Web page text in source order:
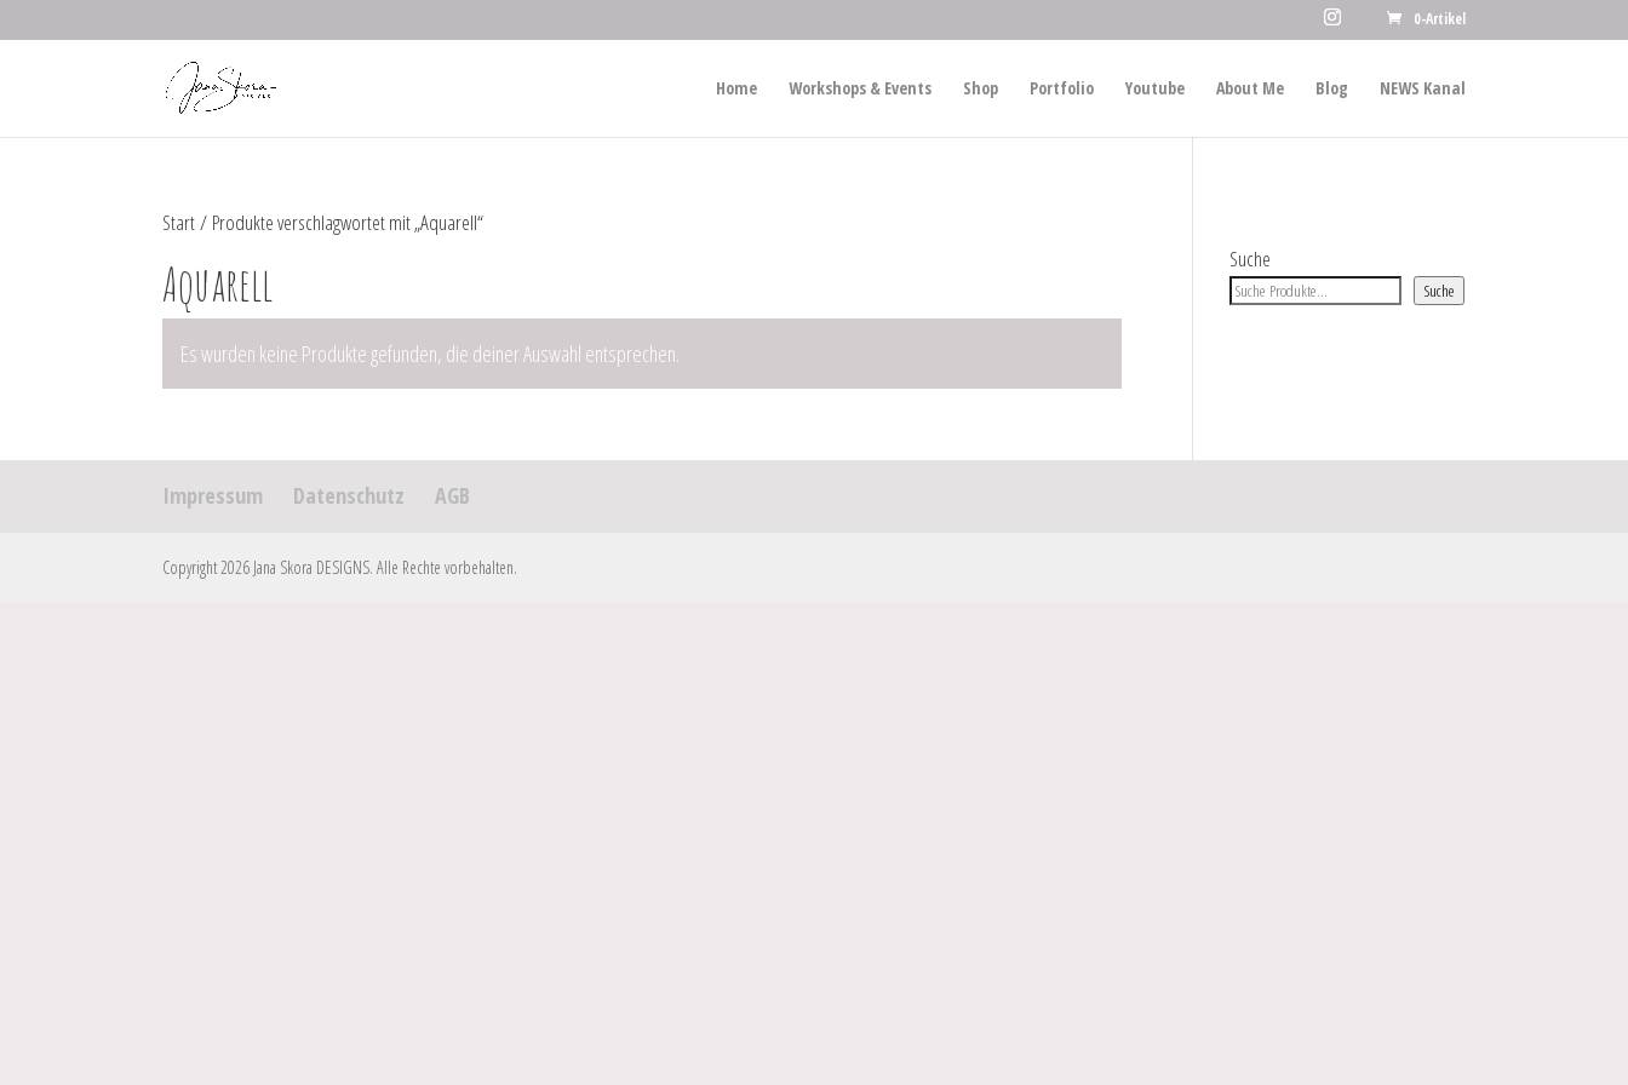
0-Artikel
Home Workshops & Events Shop Portfolio Youtube About Me Blog NEWS Kanal
Start/ Produkte verschlagwortet mit „Aquarell“
Aquarell
Es wurden keine Produkte gefunden, die deiner Auswahl entsprechen.
Suche
Suche
Impressum Datenschutz AGB
Copyright 2026 Jana Skora DESIGNS. Alle Rechte vorbehalten.